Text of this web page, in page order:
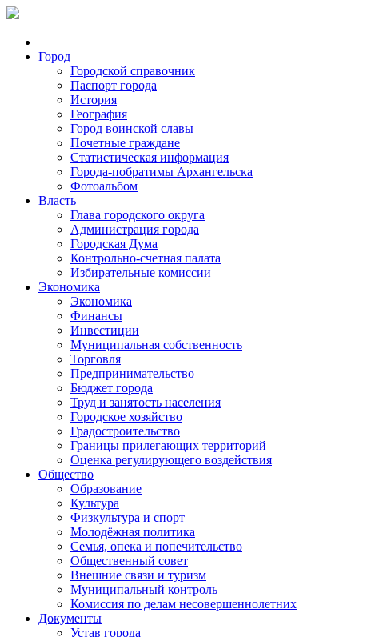
Город
Городской справочник
Паспорт города
История
География
Город воинской славы
Почетные граждане
Статистическая информация
Города-побратимы Архангельска
Фотоальбом
Власть
Глава городского округа
Администрация города
Городская Дума
Контрольно-счетная палата
Избирательные комиссии
Экономика
Экономика
Финансы
Инвестиции
Муниципальная собственность
Торговля
Предпринимательство
Бюджет города
Труд и занятость населения
Городское хозяйство
Градостроительство
Границы прилегающих территорий
Оценка регулирующего воздействия
Общество
Образование
Культура
Физкультура и спорт
Молодёжная политика
Семья, опека и попечительство
Общественный совет
Внешние связи и туризм
Муниципальный контроль
Комиссия по делам несовершеннолетних
Документы
Устав города